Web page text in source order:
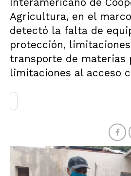
Agricultura, en el
detectó la falta de
protección,
transporte de materias
limitaciones al acceso